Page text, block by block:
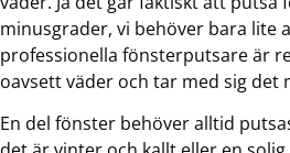
minusgrader, vi behöver bara lite
professionella fönsterputsare är
oavsett väder och tar med sig det
En del fönster behöver alltid